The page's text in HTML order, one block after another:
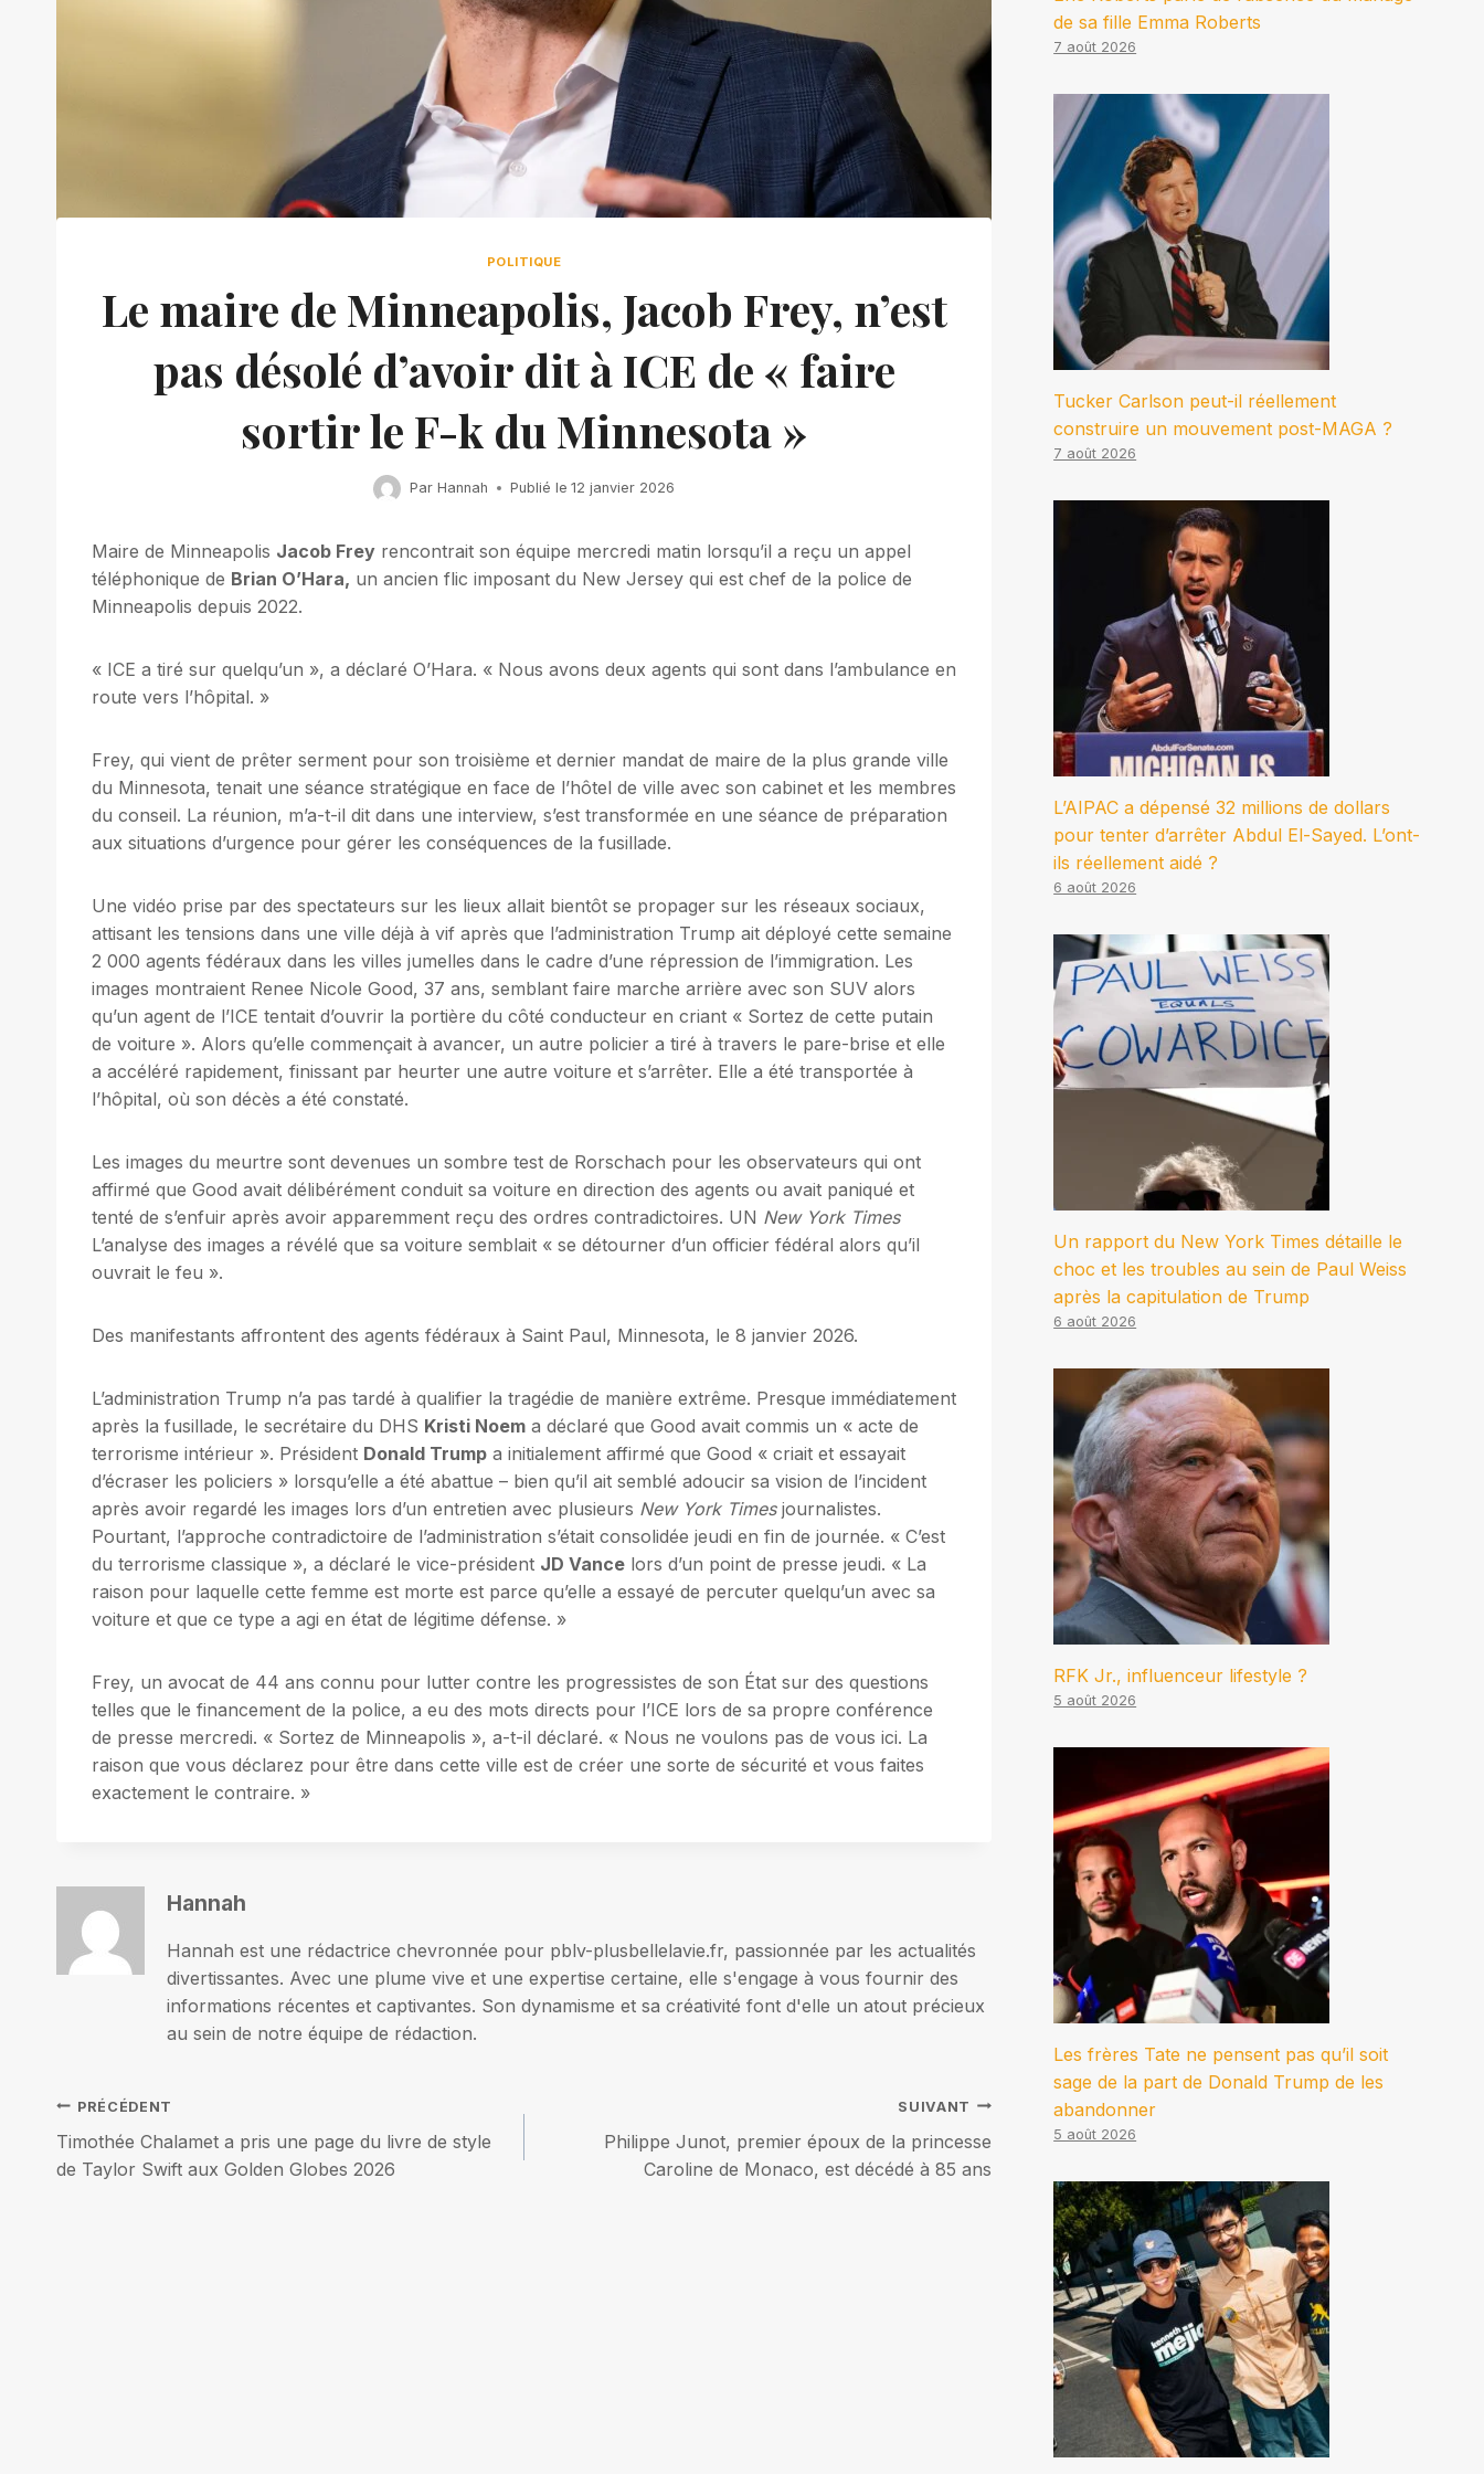
POLITIQUE
Le maire de Minneapolis, Jacob Frey, n’est
pas désolé d’avoir dit à ICE de « faire
sortir le F-k du Minnesota »
Par Hannah Publié le 12 janvier 2026
Maire de Minneapolis Jacob Frey rencontrait son équipe mercredi matin lorsqu’il a reçu un appel
téléphonique de Brian O’Hara, un ancien flic imposant du New Jersey qui est chef de la police de
Minneapolis depuis 2022.
« ICE a tiré sur quelqu’un », a déclaré O’Hara. « Nous avons deux agents qui sont dans l’ambulance en
route vers l’hôpital. »
Frey, qui vient de prêter serment pour son troisième et dernier mandat de maire de la plus grande ville
du Minnesota, tenait une séance stratégique en face de l’hôtel de ville avec son cabinet et les membres
du conseil. La réunion, m’a-t-il dit dans une interview, s’est transformée en une séance de préparation
aux situations d’urgence pour gérer les conséquences de la fusillade.
Une vidéo prise par des spectateurs sur les lieux allait bientôt se propager sur les réseaux sociaux,
attisant les tensions dans une ville déjà à vif après que l’administration Trump ait déployé cette semaine
2 000 agents fédéraux dans les villes jumelles dans le cadre d’une répression de l’immigration. Les
images montraient Renee Nicole Good, 37 ans, semblant faire marche arrière avec son SUV alors
qu’un agent de l’ICE tentait d’ouvrir la portière du côté conducteur en criant « Sortez de cette putain
de voiture ». Alors qu’elle commençait à avancer, un autre policier a tiré à travers le pare-brise et elle
a accéléré rapidement, finissant par heurter une autre voiture et s’arrêter. Elle a été transportée à
l’hôpital, où son décès a été constaté.
Les images du meurtre sont devenues un sombre test de Rorschach pour les observateurs qui ont
affirmé que Good avait délibérément conduit sa voiture en direction des agents ou avait paniqué et
tenté de s’enfuir après avoir apparemment reçu des ordres contradictoires. UN New York Times
L’analyse des images a révélé que sa voiture semblait « se détourner d’un officier fédéral alors qu’il
ouvrait le feu ».
Des manifestants affrontent des agents fédéraux à Saint Paul, Minnesota, le 8 janvier 2026.
L’administration Trump n’a pas tardé à qualifier la tragédie de manière extrême. Presque immédiatement
après la fusillade, le secrétaire du DHS Kristi Noem a déclaré que Good avait commis un « acte de
terrorisme intérieur ». Président Donald Trump a initialement affirmé que Good « criait et essayait
d’écraser les policiers » lorsqu’elle a été abattue – bien qu’il ait semblé adoucir sa vision de l’incident
après avoir regardé les images lors d’un entretien avec plusieurs New York Timesjournalistes.
Pourtant, l’approche contradictoire de l’administration s’était consolidée jeudi en fin de journée. « C’est
du terrorisme classique », a déclaré le vice-président JD Vance lors d’un point de presse jeudi. « La
raison pour laquelle cette femme est morte est parce qu’elle a essayé de percuter quelqu’un avec sa
voiture et que ce type a agi en état de légitime défense. »
Frey, un avocat de 44 ans connu pour lutter contre les progressistes de son État sur des questions
telles que le financement de la police, a eu des mots directs pour l’ICE lors de sa propre conférence
de presse mercredi. « Sortez de Minneapolis », a-t-il déclaré. « Nous ne voulons pas de vous ici. La
raison que vous déclarez pour être dans cette ville est de créer une sorte de sécurité et vous faites
exactement le contraire. »
Hannah
Hannah est une rédactrice chevronnée pour pblv-plusbellelavie.fr, passionnée par les actualités
divertissantes. Avec une plume vive et une expertise certaine, elle s'engage à vous fournir des
informations récentes et captivantes. Son dynamisme et sa créativité font d'elle un atout précieux
au sein de notre équipe de rédaction.
Navigation
de
PRÉCÉDENT
Timothée Chalamet a pris une page du livre de style
de Taylor Swift aux Golden Globes 2026
SUIVANT
Philippe Junot, premier époux de la princesse
Caroline de Monaco, est décédé à 85 ans
de sa fille Emma Roberts
7 août 2026
Tucker Carlson peut-il réellement
construire un mouvement post-MAGA ?
7 août 2026
L’AIPAC a dépensé 32 millions de dollars
pour tenter d’arrêter Abdul El-Sayed. L’ont-
ils réellement aidé ?
6 août 2026
Un rapport du New York Times détaille le
choc et les troubles au sein de Paul Weiss
après la capitulation de Trump
6 août 2026
RFK Jr., influenceur lifestyle ?
5 août 2026
Les frères Tate ne pensent pas qu’il soit
sage de la part de Donald Trump de les
abandonner
5 août 2026